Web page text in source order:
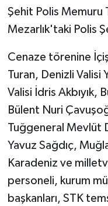
Şehit Polis Memuru
Mezarlık'taki Polis
Cenaze törenine
Turan, Denizli Valisi
Valisi İdris Akbıyık,
Bülent Nuri
Tuğgeneral Mevlüt
Yavuz Sağdıç,
Karadeniz ve
personeli, kurum
başkanları, STK
Diyarbakır
Düzce
Edirne
Elazığ Müftülüğü
Erzurum
İhtida Haberleri
YAŞAM